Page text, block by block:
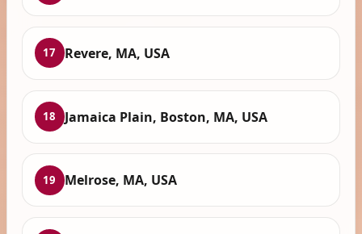
17 Revere, MA, USA
18 Jamaica Plain, Boston, MA, USA
19 Melrose, MA, USA